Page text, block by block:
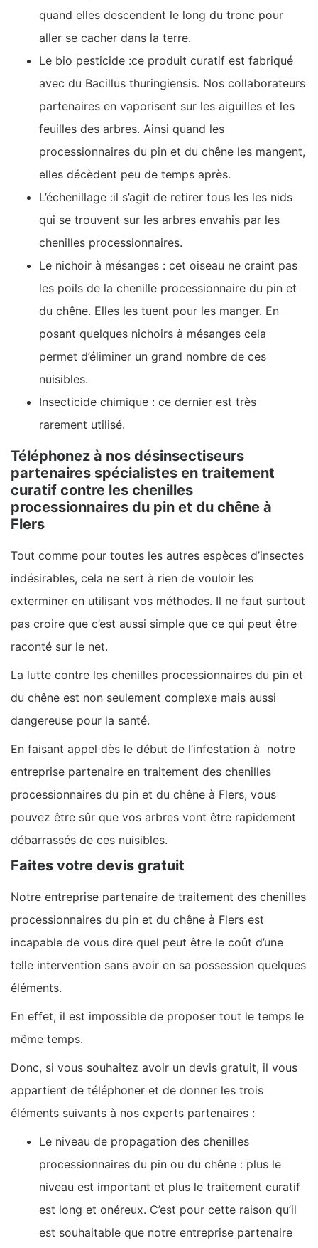
quand elles descendent le long du tronc pour
aller se cacher dans la terre.
Le bio pesticide :ce produit curatif est fabriqué
avec du Bacillus thuringiensis. Nos collaborateurs
partenaires en vaporisent sur les aiguilles et les
feuilles des arbres. Ainsi quand les
processionnaires du pin et du chêne les mangent,
elles décèdent peu de temps après.
L’échenillage :il s’agit de retirer tous les les nids
qui se trouvent sur les arbres envahis par les
chenilles processionnaires.
Le nichoir à mésanges : cet oiseau ne craint pas
les poils de la chenille processionnaire du pin et
du chêne. Elles les tuent pour les manger. En
posant quelques nichoirs à mésanges cela
permet d’éliminer un grand nombre de ces
nuisibles.
Insecticide chimique : ce dernier est très
rarement utilisé.
Téléphonez à nos désinsectiseurs
partenaires spécialistes en traitement
curatif contre les chenilles
processionnaires du pin et du chêne à
Flers
Tout comme pour toutes les autres espèces d’insectes
indésirables, cela ne sert à rien de vouloir les
exterminer en utilisant vos méthodes. Il ne faut surtout
pas croire que c’est aussi simple que ce qui peut être
raconté sur le net.
La lutte contre les chenilles processionnaires du pin et
du chêne est non seulement complexe mais aussi
dangereuse pour la santé.
En faisant appel dès le début de l’infestation à notre
entreprise partenaire en traitement des chenilles
processionnaires du pin et du chêne à Flers, vous
pouvez être sûr que vos arbres vont être rapidement
débarrassés de ces nuisibles.
Faites votre devis gratuit
Notre entreprise partenaire de traitement des chenilles
processionnaires du pin et du chêne à Flers est
incapable de vous dire quel peut être le coût d’une
telle intervention sans avoir en sa possession quelques
éléments.
En effet, il est impossible de proposer tout le temps le
même temps.
Donc, si vous souhaitez avoir un devis gratuit, il vous
appartient de téléphoner et de donner les trois
éléments suivants à nos experts partenaires :
Le niveau de propagation des chenilles
processionnaires du pin ou du chêne : plus le
niveau est important et plus le traitement curatif
est long et onéreux. C’est pour cette raison qu’il
est souhaitable que notre entreprise partenaire